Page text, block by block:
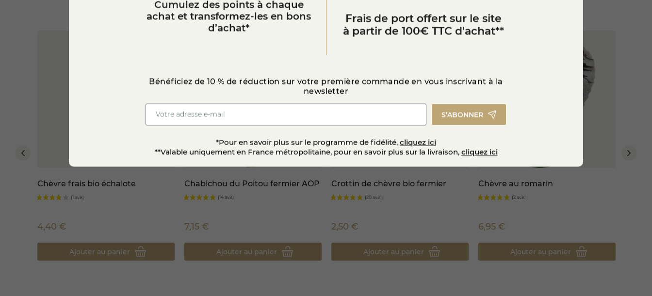
Vous aimerez aussi
Chèvre frais bio échalote
4,40 €
Ajouter au panier
Chabichou du Poitou fermier AOP
7,15 €
Ajouter au panier
star_border
Crottin de chèvre bio fermier
2,50 €
Ajouter au panier
Chèvre au romarin
6,95 €
Ajouter au panier
Cumulez des points à chaque
achat et transformez-les en bons
d’achat*
Frais de port offert sur le site
à partir de 100€ TTC d'achat**
Bénéficiez de 10 % de réduction sur votre première commande en vous inscrivant à la
newsletter
S’ABONNER
*Pour en savoir plus sur le programme de fidélité, cliquez ici
**Valable uniquement en France métropolitaine, pour en savoir plus sur la livraison, cliquez ici